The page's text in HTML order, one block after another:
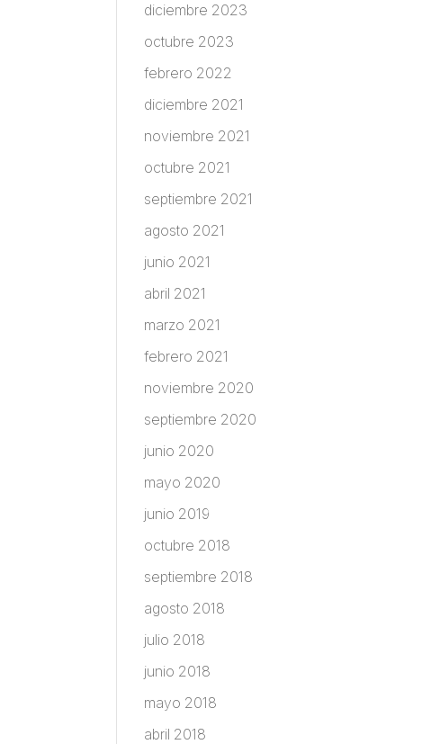
diciembre 2023
octubre 2023
febrero 2022
diciembre 2021
noviembre 2021
octubre 2021
septiembre 2021
agosto 2021
junio 2021
abril 2021
marzo 2021
febrero 2021
noviembre 2020
septiembre 2020
junio 2020
mayo 2020
junio 2019
octubre 2018
septiembre 2018
agosto 2018
julio 2018
junio 2018
mayo 2018
abril 2018